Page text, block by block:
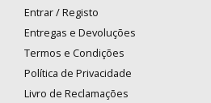
Entrar / Registo
Entregas e Devoluções
Termos e Condições
Política de Privacidade
Livro de Reclamações